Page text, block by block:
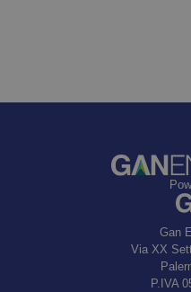
Gan
Via XX
P.IVA